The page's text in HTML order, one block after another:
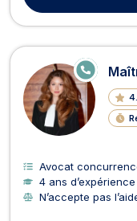
E
N
LI
G
N
E
Avocat
4 ans d’expérience
N’accepte pas